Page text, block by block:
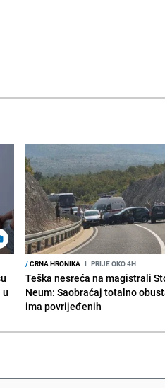
u
/CRNA HRONIKA I PRIJE OKO 4H
Teška nesreća na magistrali
Neum: Saobraćaj totalno
ima povrijeđenih